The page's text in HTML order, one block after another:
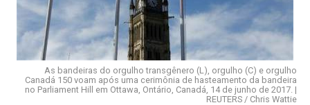
As bandeiras do orgulho transgênero (L), orgulho (C) e orgulho
Canadá 150 voam após uma cerimônia de hasteamento da bandeira
no Parliament Hill em Ottawa, Ontário, Canadá, 14 de junho de 2017. |
REUTERS / Chris Wattie